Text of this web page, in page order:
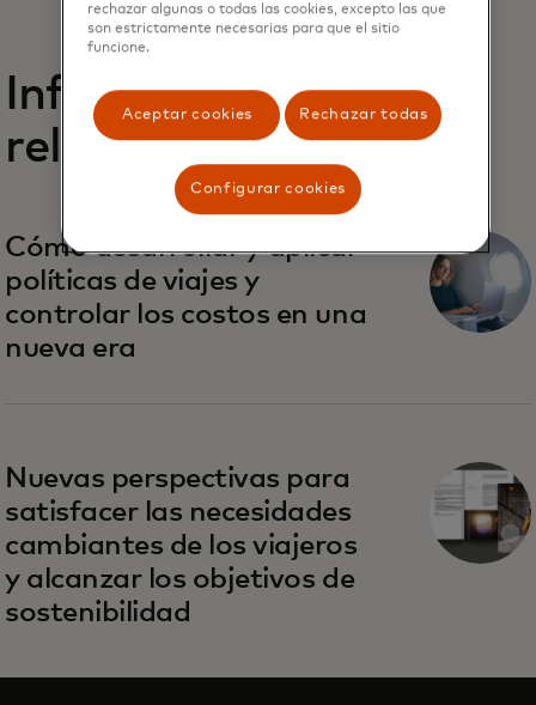
Informes
relacionados
Cómo desarrollar y aplicar
políticas de viajes y
controlar los costos en una
nueva era
Nuevas perspectivas para
satisfacer las necesidades
cambiantes de los viajeros
y alcanzar los objetivos de
sostenibilidad
rechazar algunas o todas las cookies, excepto las que
son estrictamente necesarias para que el sitio
funcione.
Aceptar cookies Rechazar todas
Configurar cookies